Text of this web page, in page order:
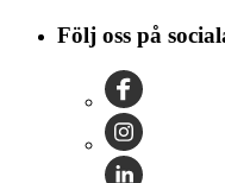
Följ oss på